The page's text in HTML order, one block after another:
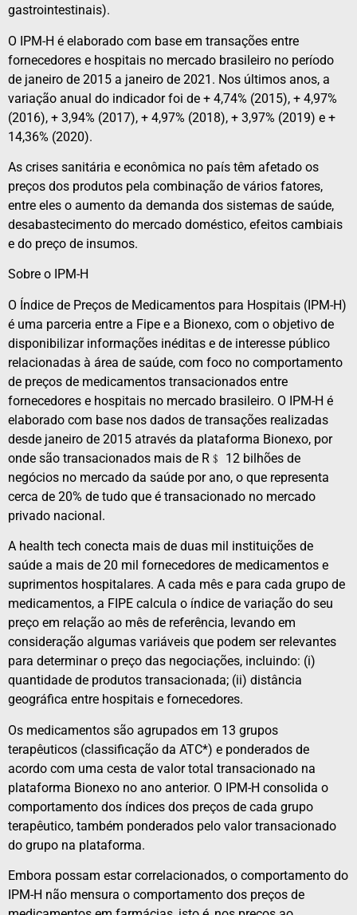
gastrointestinais).
O IPM-H é elaborado com base em transações entre
fornecedores e hospitais no mercado brasileiro no período
de janeiro de 2015 a janeiro de 2021. Nos últimos anos, a
variação anual do indicador foi de + 4,74% (2015), + 4,97%
(2016), + 3,94% (2017), + 4,97% (2018), + 3,97% (2019) e +
14,36% (2020).
As crises sanitária e econômica no país têm afetado os
preços dos produtos pela combinação de vários fatores,
entre eles o aumento da demanda dos sistemas de saúde,
desabastecimento do mercado doméstico, efeitos cambiais
e do preço de insumos.
Sobre o IPM-H
O Índice de Preços de Medicamentos para Hospitais (IPM-H)
é uma parceria entre a Fipe e a Bionexo, com o objetivo de
disponibilizar informações inéditas e de interesse público
relacionadas à área de saúde, com foco no comportamento
de preços de medicamentos transacionados entre
fornecedores e hospitais no mercado brasileiro. O IPM-H é
elaborado com base nos dados de transações realizadas
desde janeiro de 2015 através da plataforma Bionexo, por
onde são transacionados mais de R﹩ 12 bilhões de
negócios no mercado da saúde por ano, o que representa
cerca de 20% de tudo que é transacionado no mercado
privado nacional.
A health tech conecta mais de duas mil instituições de
saúde a mais de 20 mil fornecedores de medicamentos e
suprimentos hospitalares. A cada mês e para cada grupo de
medicamentos, a FIPE calcula o índice de variação do seu
preço em relação ao mês de referência, levando em
consideração algumas variáveis que podem ser relevantes
para determinar o preço das negociações, incluindo: (i)
quantidade de produtos transacionada; (ii) distância
geográfica entre hospitais e fornecedores.
Os medicamentos são agrupados em 13 grupos
terapêuticos (classificação da ATC*) e ponderados de
acordo com uma cesta de valor total transacionado na
plataforma Bionexo no ano anterior. O IPM-H consolida o
comportamento dos índices dos preços de cada grupo
terapêutico, também ponderados pelo valor transacionado
do grupo na plataforma.
Embora possam estar correlacionados, o comportamento do
IPM-H não mensura o comportamento dos preços de